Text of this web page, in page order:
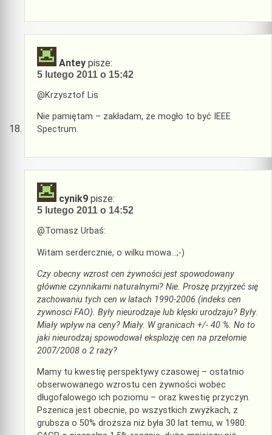
Antey pisze:
5 lutego 2011 o 15:42
@Krzysztof Lis
Nie pamiętam – zakładam, że mogło to być IEEE
Spectrum.
cynik9 pisze:
5 lutego 2011 o 14:52
@Tomasz Urbaś:
Witam serdercznie, o wilku mowa…;-)
Czy obecny wzrost cen żywności jest spowodowany
głównie czynnikami naturalnymi? Nie. Proszę przyjrzeć się
zachowaniu tych cen w latach 1990-2006 (indeks cen
żywnosci FAO). Były nieurodzaje lub klęski urodzaju? Były.
Miały wpływ na ceny? Miały. W granicach +/- 40 %. No to
jaki nieurodzaj spowodował eksplozję cen na przełomie
2007/2008 o 2 razy?
Mamy tu kwestię perspektywy czasowej – ostatnio
obserwowanego wzrostu cen żywności wobec
długofalowego ich poziomu – oraz kwestię przyczyn.
Pszenica jest obecnie, po wszystkich zwyżkach, z
grubsza o 50% droższa niż była 30 lat temu, w 1980.